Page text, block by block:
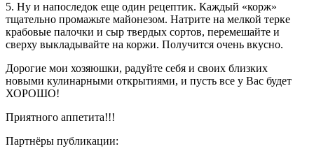
5. Ну и напоследок еще один рецептик. Каждый «корж»
тщательно промажьте майонезом. Натрите на мелкой терке
крабовые палочки и сыр твердых сортов, перемешайте и
сверху выкладывайте на коржи. Получится очень вкусно.
Дорогие мои хозяюшки, радуйте себя и своих близких
новыми кулинарными открытиями, и пусть все у Вас будет
ХОРОШО!
Приятного аппетита!!!
Партнёры публикации: